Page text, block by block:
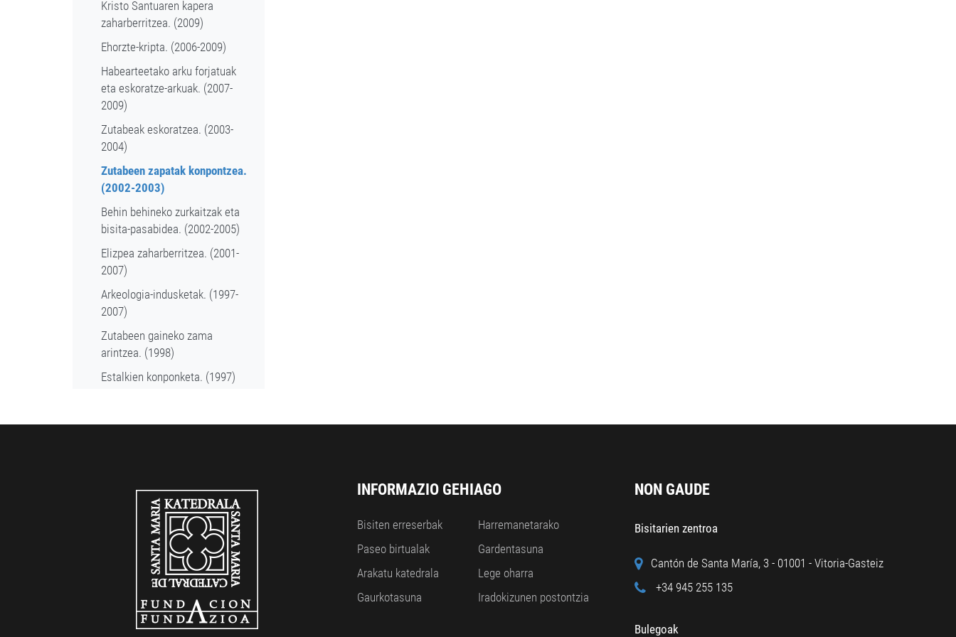
Kristo Santuaren kapera
zaharberritzea. (2009)
Ehorzte-kripta. (2006-2009)
Habearteetako arku forjatuak
eta eskoratze-arkuak. (2007-
2009)
Zutabeak eskoratzea. (2003-
2004)
Zutabeen zapatak konpontzea.
(2002-2003)
Behin behineko zurkaitzak eta
bisita-pasabidea. (2002-2005)
Elizpea zaharberritzea. (2001-
2007)
Arkeologia-indusketak. (1997-
2007)
Zutabeen gaineko zama
arintzea. (1998)
Estalkien konponketa. (1997)
INFORMAZIO GEHIAGO
Bisiten erreserbak
Paseo birtualak
Arakatu katedrala
Gaurkotasuna
Harremanetarako
Gardentasuna
Lege oharra
Iradokizunen postontzia
NON GAUDE
Bisitarien zentroa
Cantón de Santa María, 3 - 01001 - Vitoria-Gasteiz
+34 945 255 135
Bulegoak